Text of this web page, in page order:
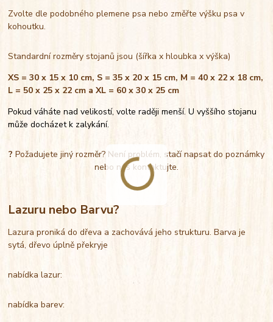
Zvolte dle podobného plemene psa nebo změřte výšku psa v
kohoutku.
Standardní rozměry stojanů jsou (šířka x hloubka x výška)
XS = 30 x 15 x 10 cm, S = 35 x 20 x 15 cm, M = 40 x 22 x 18 cm,
L = 50 x 25 x 22 cm a XL = 60 x 30 x 25 cm
Pokud váháte nad velikostí, volte raději menší. U vyššího stojanu
může docházet k zalykání.
? Požadujete jiný rozměr? Není problém, stačí napsat do poznámky
nebo nás kontaktujte.
Lazuru nebo Barvu?
Lazura proniká do dřeva a zachovává jeho strukturu. Barva je
sytá, dřevo úplně překryje
nabídka lazur:
nabídka barev: